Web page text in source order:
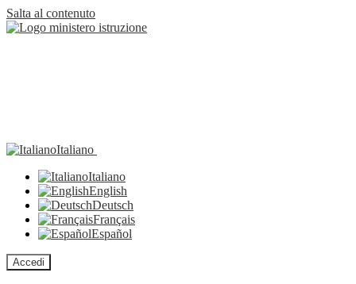
Salta al contenuto
Italiano
Italiano
English
Deutsch
Français
Español
Accedi